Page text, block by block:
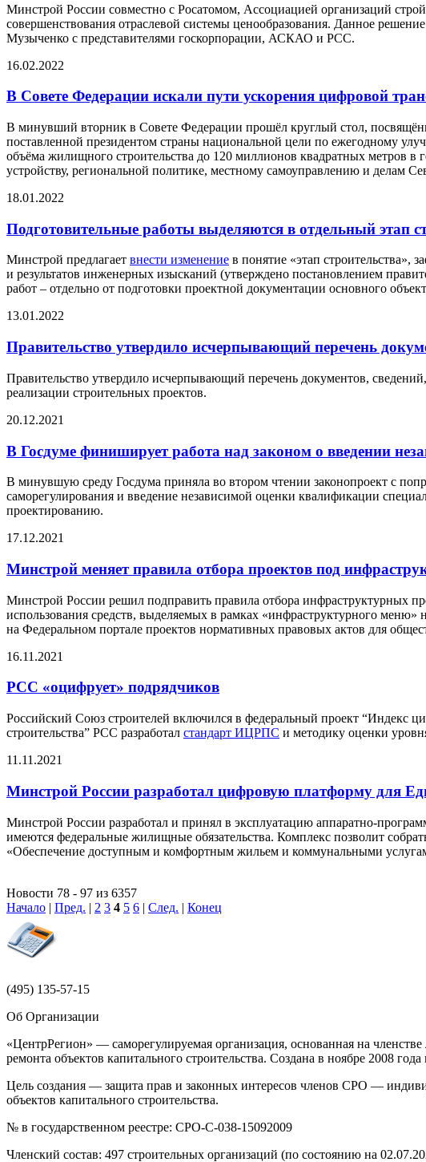
Минстрой России совместно с Росатомом, Ассоциацией организаций
совершенствования отраслевой системы ценообразования. Данное
Музыченко с представителями госкорпорации, АСКАО и РСС.
16.02.2022
В Совете Федерации искали пути ускорения цифровой
В минувший вторник в Совете Федерации прошёл круглый стол,
поставленной президентом страны национальной цели по ежегодному
объёма жилищного строительства до 120 миллионов квадратных метров
устройству, региональной политике, местному самоуправлению и делам
18.01.2022
Подготовительные работы выделяются в отдельный этап
Минстрой предлагает внести изменение в понятие «этап строительства»,
и результатов инженерных изысканий (утверждено постановлением
работ – отдельно от подготовки проектной документации основного
13.01.2022
Правительство утвердило исчерпывающий перечень
Правительство утвердило исчерпывающий перечень документов,
реализации строительных проектов.
20.12.2021
В Госдуме финиширует работа над законом о введении
В минувшую среду Госдума приняла во втором чтении законопроект с
саморегулирования и введение независимой оценки квалификации
проектированию.
17.12.2021
Минстрой меняет правила отбора проектов под
Минстрой России решил подправить правила отбора инфраструктурных
использования средств, выделяемых в рамках «инфраструктурного
на Федеральном портале проектов нормативных правовых актов для
16.11.2021
РСС «оцифрует» подрядчиков
Российский Союз строителей включился в федеральный проект “Индекс
строительства” РСС разработал стандарт ИЦРПС и методику оценки
11.11.2021
Минстрой России разработал цифровую платформу для
Минстрой России разработал и принял в эксплуатацию аппаратно-
имеются федеральные жилищные обязательства. Комплекс позволит
«Обеспечение доступным и комфортным жильем и коммунальными
Новости 78 - 97 из 6357
Начало | Пред. | 2 3 4 5 6 | След. | Конец
(495) 135-57-15
Об Организации
«ЦентрРегион» — саморегулируемая организация, основанная на
ремонта объектов капитального строительства. Создана в ноябре 2008
Цель создания — защита прав и законных интересов членов СРО —
объектов капитального строительства.
№ в государственном реестре: СРО-С-038-15092009
Членский состав: 497 строительных организаций (по состоянию на